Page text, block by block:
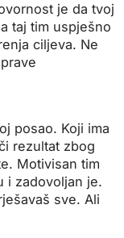
je da tvoj
taj tim uspješno
ciljeva. Ne
posao. Koji ima
rezultat zbog
Motivisan tim
i zadovoljan je.
sve. Ali